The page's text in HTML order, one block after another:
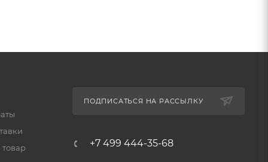
товар
ПОДПИСАТЬСЯ НА РАССЫЛКУ
+7 499 444-35-68